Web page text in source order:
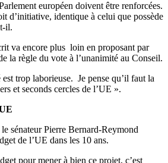
européen doivent être renforcées.
d’initiative, identique à celui que possède
il.
va encore plus loin en proposant par
la règle du vote à l’unanimité au Conseil.
trop laborieuse. Je pense qu’il faut la
et seconds cercles de l’UE ».
sénateur Pierre Bernard-Reymond
de l’UE dans les 10 ans.
pour mener à bien ce projet, c’est